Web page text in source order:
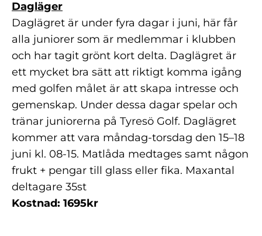
Dagläger
Daglägret är under fyra dagar i juni, här får
alla juniorer som är medlemmar i klubben
och har tagit grönt kort delta. Daglägret är
ett mycket bra sätt att riktigt komma igång
med golfen målet är att skapa intresse och
gemenskap. Under dessa dagar spelar och
tränar juniorerna på Tyresö Golf. Daglägret
kommer att vara måndag-torsdag den 15–18
juni kl. 08-15. Matlåda medtages samt någon
frukt + pengar till glass eller fika. Maxantal
deltagare 35st
Kostnad: 1695kr